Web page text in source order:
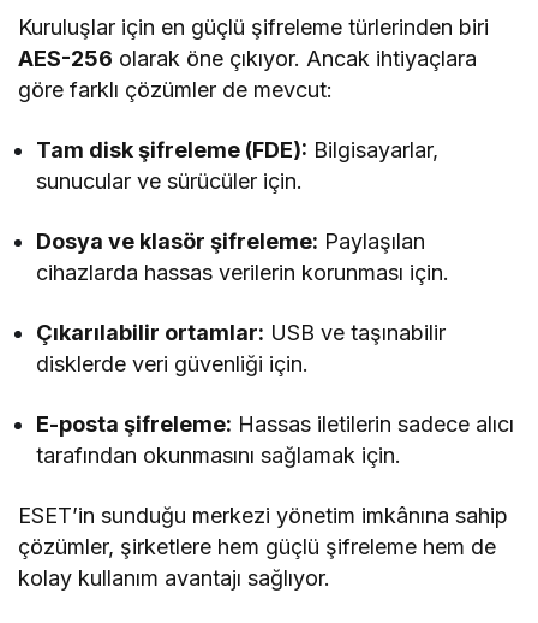
Kuruluşlar için en güçlü şifreleme türlerinden biri
AES-256 olarak öne çıkıyor. Ancak ihtiyaçlara
göre farklı çözümler de mevcut:
Tam disk şifreleme (FDE): Bilgisayarlar,
sunucular ve sürücüler için.
Dosya ve klasör şifreleme: Paylaşılan
cihazlarda hassas verilerin korunması için.
Çıkarılabilir ortamlar: USB ve taşınabilir
disklerde veri güvenliği için.
E-posta şifreleme: Hassas iletilerin sadece alıcı
tarafından okunmasını sağlamak için.
ESET’in sunduğu merkezi yönetim imkânına sahip
çözümler, şirketlere hem güçlü şifreleme hem de
kolay kullanım avantajı sağlıyor.